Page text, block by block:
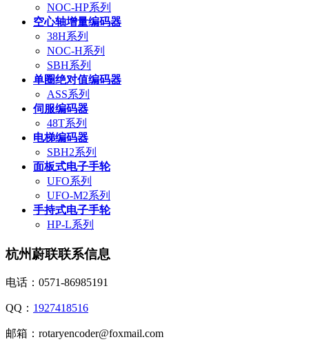
NOC-HP系列
空心轴增量编码器
38H系列
NOC-H系列
SBH系列
单圈绝对值编码器
ASS系列
伺服编码器
48T系列
电梯编码器
SBH2系列
面板式电子手轮
UFO系列
UFO-M2系列
手持式电子手轮
HP-L系列
杭州蔚联联系信息
电话：0571-86985191
QQ： 1927418516
邮箱：rotaryencoder@foxmail.com